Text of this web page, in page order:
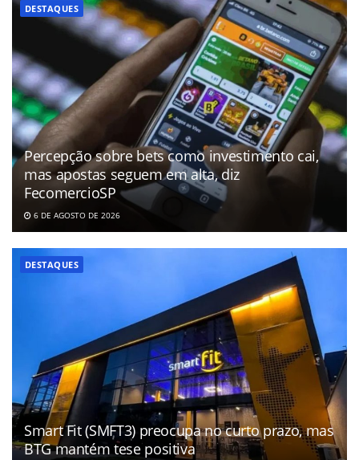
DESTAQUES
Percepção sobre bets como investimento cai,
mas apostas seguem em alta, diz
FecomercioSP
6 DE AGOSTO DE 2026
DESTAQUES
Smart Fit (SMFT3) preocupa no curto prazo, mas
BTG mantém tese positiva